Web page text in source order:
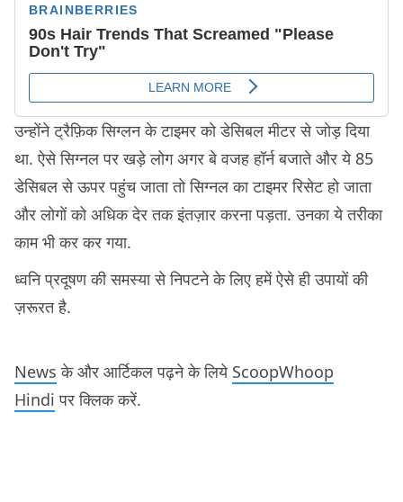
उन्होंने ट्रैफ़िक सिग्लन के टाइमर को डेसिबल मीटर से जोड़ दिया
था. ऐसे सिग्नल पर खड़े लोग अगर बे वजह हॉर्न बजाते और ये 85
डेसिबल से ऊपर पहुंच जाता तो सिग्नल का टाइमर रिसेट हो जाता
और लोगों को अधिक देर तक इंतज़ार करना पड़ता. उनका ये तरीका
काम भी कर कर गया.
ध्वनि प्रदूषण की समस्या से निपटने के लिए हमें ऐसे ही उपायों की
ज़रूरत है.
News के और आर्टिकल पढ़ने के लिये ScoopWhoop
Hindi पर क्लिक करें.